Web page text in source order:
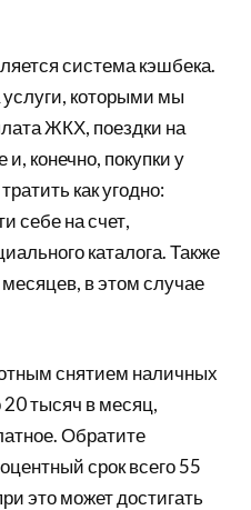
система кэшбека.
которыми мы
ЖКХ, поездки на
конечно, покупки у
как угодно:
себе на счет,
каталога. Также
в этом случае
снятием наличных
тысяч в месяц,
Обратите
срок всего 55
это может достигать